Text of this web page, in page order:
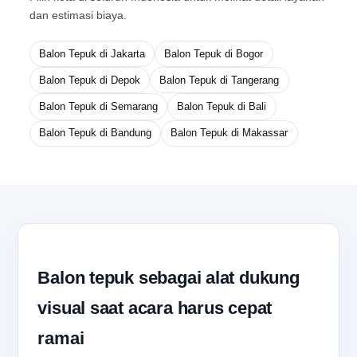
dan estimasi biaya.
Balon Tepuk di Jakarta Balon Tepuk di Bogor
Balon Tepuk di Depok Balon Tepuk di Tangerang
Balon Tepuk di Semarang Balon Tepuk di Bali
Balon Tepuk di Bandung Balon Tepuk di Makassar
Balon tepuk sebagai alat dukung
visual saat acara harus cepat
ramai